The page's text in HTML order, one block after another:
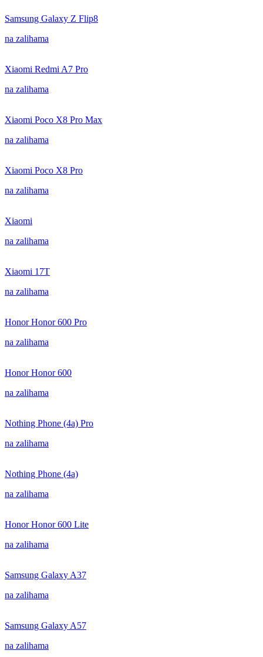
Samsung Galaxy Z Flip8
na zalihama
Xiaomi Redmi A7 Pro
na zalihama
Xiaomi Poco X8 Pro Max
na zalihama
Xiaomi Poco X8 Pro
na zalihama
Xiaomi
na zalihama
Xiaomi 17T
na zalihama
Honor Honor 600 Pro
na zalihama
Honor Honor 600
na zalihama
Nothing Phone (4a) Pro
na zalihama
Nothing Phone (4a)
na zalihama
Honor Honor 600 Lite
na zalihama
Samsung Galaxy A37
na zalihama
Samsung Galaxy A57
na zalihama